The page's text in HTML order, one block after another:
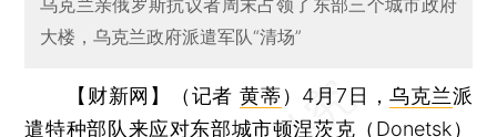
乌克兰亲俄罗斯抗议者周末占领了东部三个城市政府
大楼，乌克兰政府派遣军队“清场”
【财新网】（记者黄蒂） 4月7日，乌克兰派
遣特种部队来应对东部城市顿涅茨克 （Donetsk）